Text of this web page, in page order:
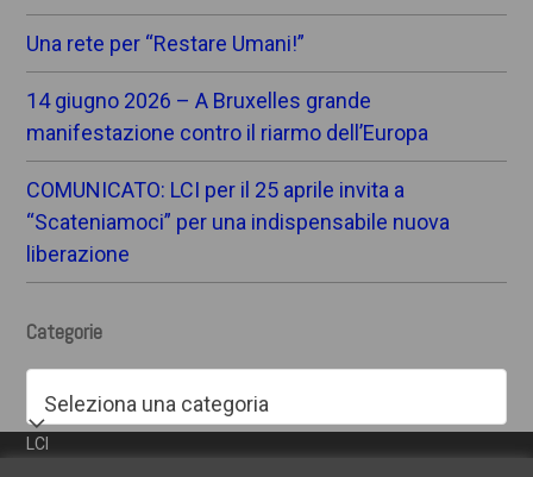
Una rete per “Restare Umani!”
14 giugno 2026 – A Bruxelles grande
manifestazione contro il riarmo dell’Europa
COMUNICATO: LCI per il 25 aprile invita a
“Scateniamoci” per una indispensabile nuova
liberazione
Categorie
LCI